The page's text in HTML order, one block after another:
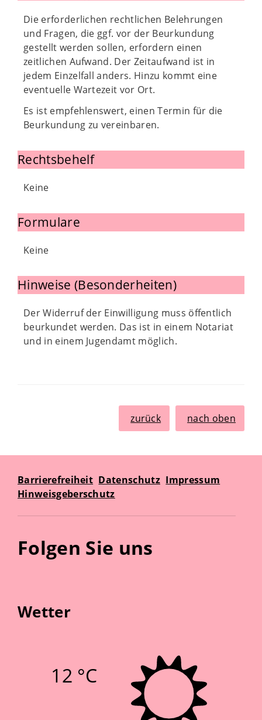
Die erforderlichen rechtlichen Belehrungen
und Fragen, die ggf. vor der Beurkundung
gestellt werden sollen, erfordern einen
zeitlichen Aufwand. Der Zeitaufwand ist in
jedem Einzelfall anders. Hinzu kommt eine
eventuelle Wartezeit vor Ort.
Es ist empfehlenswert, einen Termin für die
Beurkundung zu vereinbaren.
Rechtsbehelf
Keine
Formulare
Keine
Hinweise (Besonderheiten)
Der Widerruf der Einwilligung muss öffentlich
beurkundet werden. Das ist in einem Notariat
und in einem Jugendamt möglich.
zurück nach oben
Barrierefreiheit Datenschutz Impressum
Hinweisgeberschutz
Folgen Sie uns
Wetter
12 °C